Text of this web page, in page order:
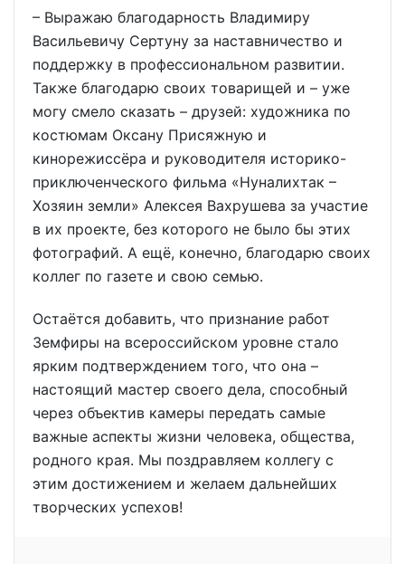
– Выражаю благодарность Владимиру
Васильевичу Сертуну за наставничество и
поддержку в профессиональном развитии.
Также благодарю своих товарищей и – уже
могу смело сказать – друзей: художника по
костюмам Оксану Присяжную и
кинорежиссёра и руководителя историко-
приключенческого фильма «Нуналихтак –
Хозяин земли» Алексея Вахрушева за участие
в их проекте, без которого не было бы этих
фотографий. А ещё, конечно, благодарю своих
коллег по газете и свою семью.
Остаётся добавить, что признание работ
Земфиры на всероссийском уровне стало
ярким подтверждением того, что она –
настоящий мастер своего дела, способный
через объектив камеры передать самые
важные аспекты жизни человека, общества,
родного края. Мы поздравляем коллегу с
этим достижением и желаем дальнейших
творческих успехов!